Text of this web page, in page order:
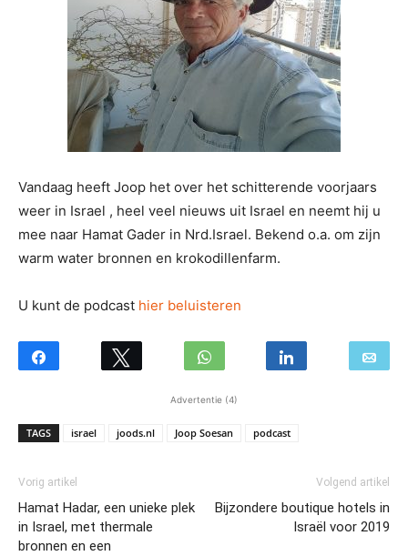
Vandaag heeft Joop het over het schitterende voorjaars
weer in Israel , heel veel nieuws uit Israel en neemt hij u
mee naar Hamat Gader in Nrd.Israel. Bekend o.a. om zijn
warm water bronnen en krokodillenfarm.
U kunt de podcast hier beluisteren
Advertentie (4)
TAGS israel joods.nl Joop Soesan podcast
Vorig artikel
Hamat Hadar, een unieke plek
in Israel, met thermale
bronnen en een
Volgend artikel
Bijzondere boutique hotels in
Israël voor 2019